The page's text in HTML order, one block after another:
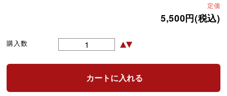
定価
5,500円(税込)
購入数